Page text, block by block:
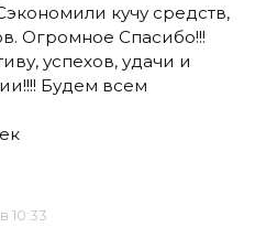
кучу средств,
Огромное Спасибо!!!
успехов, удачи и
Будем всем
10:33